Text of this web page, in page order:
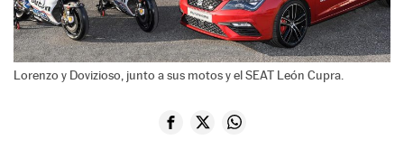
Lorenzo y Dovizioso, junto a sus motos y el SEAT León Cupra.